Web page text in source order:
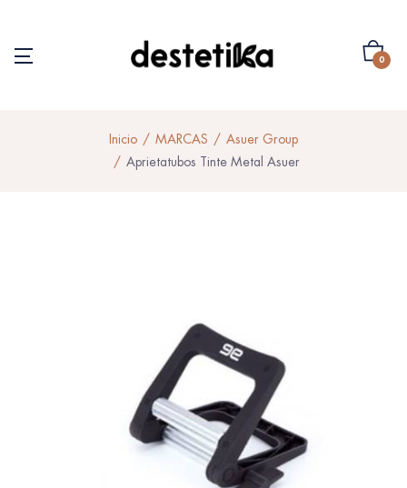
0
Inicio MARCAS
Asuer Group
Aprietatubos Tinte Metal Asuer